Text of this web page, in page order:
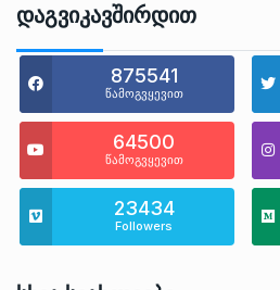
Დაგვიკავშირდით
875541
წამოგვყევით
64500
წამოგვყევით
23434
Followers